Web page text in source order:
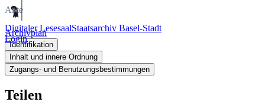
Digitaler LesesaalStaatsarchiv Basel-Stadt
Login
Akte
Archivplan
Identifikation
Inhalt und innere Ordnung
Zugangs- und Benutzungsbestimmungen
Teilen